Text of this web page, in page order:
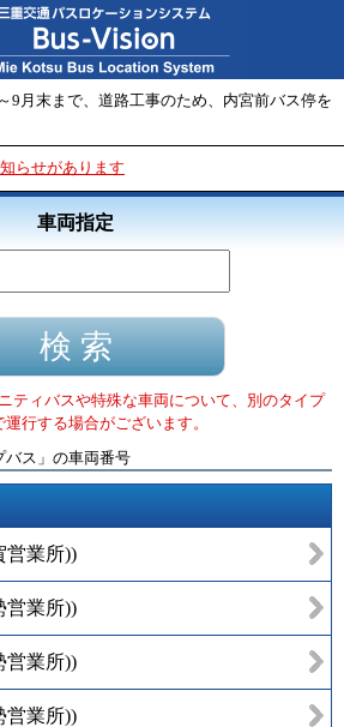
9月末まで、道路工事のため、内宮前バス停を
らせがあります
車両指定
ティバスや特殊な車両について、別のタイプ
行する場合がございます。
バス 」 の車両番号
営業所))
営業所))
営業所))
営業所))